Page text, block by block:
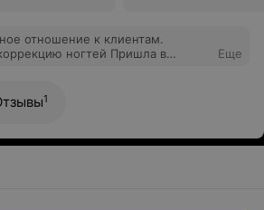
отношение к клиентам.
ногтей Пришла в
принять. Специально
Еще
1